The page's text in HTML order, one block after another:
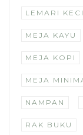
LEMARI
MEJA KAYU
MEJA KOPI
MEJA
NAMPAN
RAK BUKU